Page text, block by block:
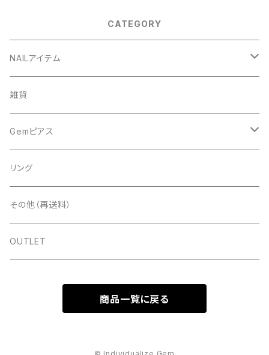
CATEGORY
NAILアイテム
アート
ドライフラワー
シェル
ネイルツール
ライト
ディスプレイ
雑貨
Gemピアス
シェルピアス
ゴールド
シルバー
パールピアス
ゴールド
リング
その他（再送料）
OUTLET
商品一覧に戻る